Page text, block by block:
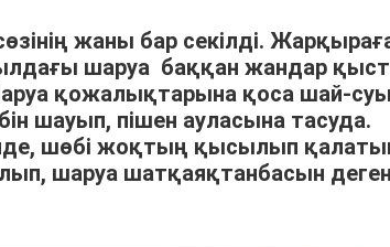
жаны бар секілді.
шаруа баққан жандар
қожалықтарына қоса шай-
шауып, пішен ауласына тасуда.
шөбі жоқтың қысылып
шаруа шатқаяқтанбасын